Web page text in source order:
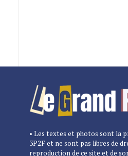
• Les textes et photos sont la
3P2F et ne sont pas libres de
reproduction de ce site et de